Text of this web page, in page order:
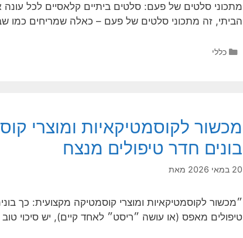
מתכוני סלטים של פעם: סלטים ביתיים קלאסיים לכל
הביתי, זה מתכוני סלטים של פעם – כאלה שמריחים כמו
קטגוריות
כללי
מכשור לקוסמטיקאיות ומוצרי
בונים חדר טיפולים מנצח
20 במאי 2026 מאת
״מכשור לקוסמטיקאיות ומוצרי קוסמטיקה מקצועית: כך
טיפולים מאפס (או עושה ״ריסט״ לאחד קיים), יש סיכוי